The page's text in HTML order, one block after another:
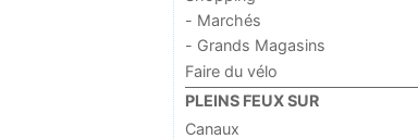
- Marchés
- Grands Magasins
Faire du vélo
PLEINS FEUX SUR
Canaux